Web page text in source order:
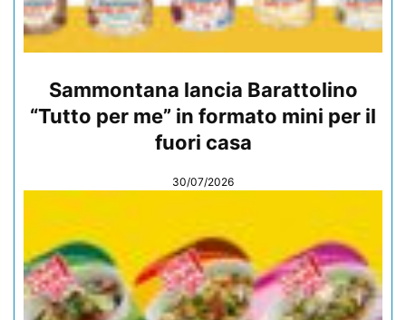
Sammontana lancia Barattolino
“Tutto per me” in formato mini per il
fuori casa
30/07/2026